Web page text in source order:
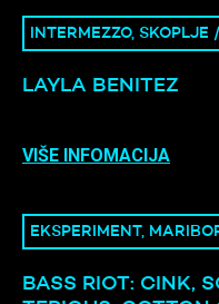
INTERMEZZO,
LAYLA BENITEZ
VIŠE INFOMACIJA
EKSPERIMENT,
BASS RIOT: CINK,